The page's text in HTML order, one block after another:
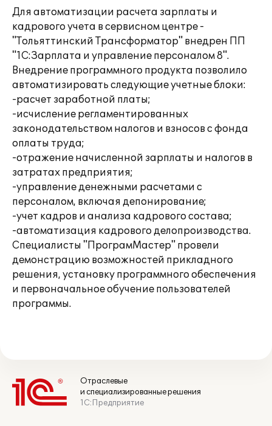
Для автоматизации расчета зарплаты и
кадрового учета в сервисном центре -
"Тольяттинский Трансформатор" внедрен ПП
"1С:Зарплата и управление персоналом 8".
Внедрение программного продукта позволило
автоматизировать следующие учетные блоки:
-расчет заработной платы;
-исчисление регламентированных
законодательством налогов и взносов с фонда
оплаты труда;
-отражение начисленной зарплаты и налогов в
затратах предприятия;
-управление денежными расчетами с
персоналом, включая депонирование;
-учет кадров и анализа кадрового состава;
-автоматизация кадрового делопроизводства.
Специалисты "ПрограмМастер" провели
демонстрацию возможностей прикладного
решения, установку программного обеспечения
и первоначальное обучение пользователей
программы.
Отраслевые
и специализированные решения
1С:Предприятие